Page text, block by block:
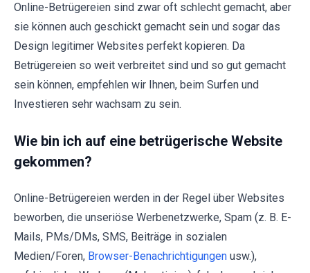
Online-Betrügereien sind zwar oft schlecht gemacht, aber
sie können auch geschickt gemacht sein und sogar das
Design legitimer Websites perfekt kopieren. Da
Betrügereien so weit verbreitet sind und so gut gemacht
sein können, empfehlen wir Ihnen, beim Surfen und
Investieren sehr wachsam zu sein.
Wie bin ich auf eine betrügerische Website
gekommen?
Online-Betrügereien werden in der Regel über Websites
beworben, die unseriöse Werbenetzwerke, Spam (z. B. E-
Mails, PMs/DMs, SMS, Beiträge in sozialen
Medien/Foren, Browser-Benachrichtigungen usw.),